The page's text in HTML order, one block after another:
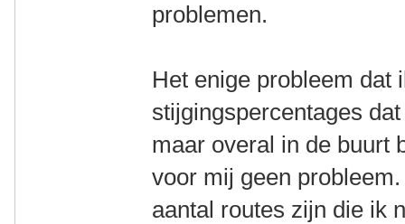
problemen.
Het enige probleem dat
stijgingspercentages
maar overal in de buurt
voor mij geen
aantal routes zijn die ik